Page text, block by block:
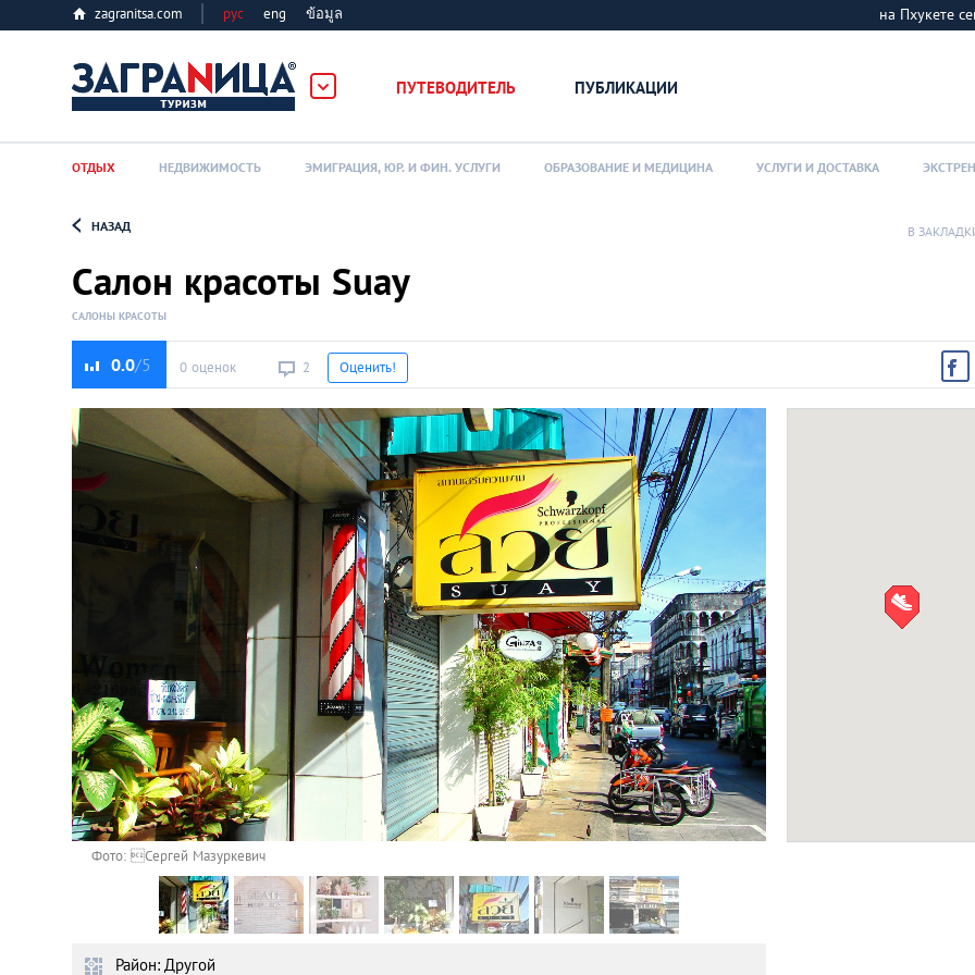
zagranitsa.com рус eng ข้อมูล на Пхукете
ПУТЕВОДИТЕЛЬ ПУБЛИКАЦИИ
Алматы
Астана
Афины
Киев
Лондон
Лос-Анджелес
Москва
Париж
Паттайя
Loading...
ОТДЫХ НЕДВИЖИМОСТЬ ЭМИГРАЦИЯ, ЮР. И ФИН. УСЛУГИ ОБРАЗОВАНИЕ И МЕДИЦИНА УСЛУГИ И ДОСТАВКА
НАЗАД В
Салон красоты Suay
САЛОНЫ КРАСОТЫ
0.0 0 оценок 2 Оценить!
Фото: Сергей Мазуркевич
Район: Другой